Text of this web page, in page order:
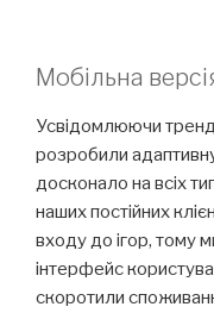
Мобільна
Усвідомлюючи
розробили
досконало на всіх
наших постійних
входу до ігор, тому
інтерфейс
скоротили